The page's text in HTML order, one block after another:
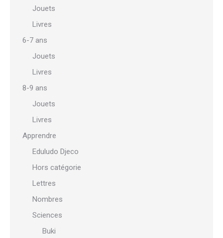
Jouets
Livres
6-7 ans
Jouets
Livres
8-9 ans
Jouets
Livres
Apprendre
Eduludo Djeco
Hors catégorie
Lettres
Nombres
Sciences
Buki